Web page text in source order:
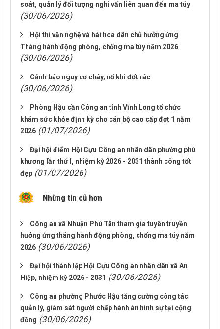
soát, quản lý đối tượng nghi vấn liên quan đến ma túy
(30/06/2026)
Hội thi văn nghệ và hái hoa dân chủ hưởng ứng
Tháng hành động phòng, chống ma túy năm 2026
(30/06/2026)
Cảnh báo nguy cơ cháy, nổ khi đốt rác
(30/06/2026)
Phòng Hậu cần Công an tỉnh Vĩnh Long tổ chức
khám sức khỏe định kỳ cho cán bộ cao cấp đợt 1 năm
2026 (01/07/2026)
Đại hội điểm Hội Cựu Công an nhân dân phường phú
khương lần thứ I, nhiệm kỳ 2026 - 2031 thành công tốt
đẹp (01/07/2026)
Những tin cũ hơn
Công an xã Nhuận Phú Tân tham gia tuyên truyền
hưởng ứng tháng hành động phòng, chống ma túy năm
2026 (30/06/2026)
Đại hội thành lập Hội Cựu Công an nhân dân xã An
Hiệp, nhiệm kỳ 2026 - 2031 (30/06/2026)
Công an phường Phước Hậu tăng cường công tác
quản lý, giám sát người chấp hành án hình sự tại cộng
đồng (30/06/2026)